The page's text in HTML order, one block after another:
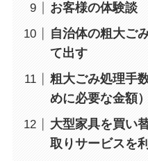
お客様の体験談
自治体の粗大ご
て出す
粗大ごみ処理手
めに必要な金額
大型家具を買い
取りサービスを